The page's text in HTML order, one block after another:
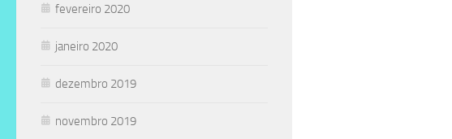
fevereiro 2020
janeiro 2020
dezembro 2019
novembro 2019